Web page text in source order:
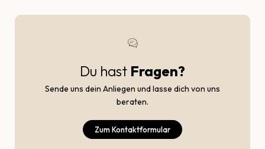
Du hast Fragen?
Sende uns dein Anliegen und lasse dich von uns
beraten.
Zum Kontaktformular